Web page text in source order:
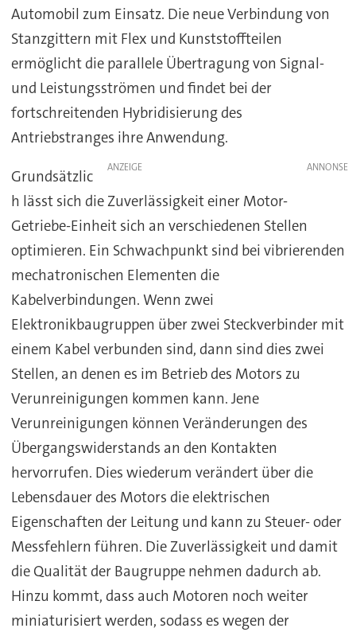
Automobil zum Einsatz. Die neue Verbindung von
Stanzgittern mit Flex und Kunststoffteilen
ermöglicht die parallele Übertragung von Signal-
und Leistungsströmen und findet bei der
fortschreitenden Hybridisierung des
Antriebstranges ihre Anwendung.
ANZEIGE
Grundsätzlic
h lässt sich die Zuverlässigkeit einer Motor-
Getriebe-Einheit sich an verschiedenen Stellen
optimieren. Ein Schwachpunkt sind bei vibrierenden
mechatronischen Elementen die
Kabelverbindungen. Wenn zwei
Elektronikbaugruppen über zwei Steckverbinder mit
einem Kabel verbunden sind, dann sind dies zwei
Stellen, an denen es im Betrieb des Motors zu
Verunreinigungen kommen kann. Jene
Verunreinigungen können Veränderungen des
Übergangswiderstands an den Kontakten
hervorrufen. Dies wiederum verändert über die
Lebensdauer des Motors die elektrischen
Eigenschaften der Leitung und kann zu Steuer- oder
Messfehlern führen. Die Zuverlässigkeit und damit
die Qualität der Baugruppe nehmen dadurch ab.
Hinzu kommt, dass auch Motoren noch weiter
miniaturisiert werden, sodass es wegen der